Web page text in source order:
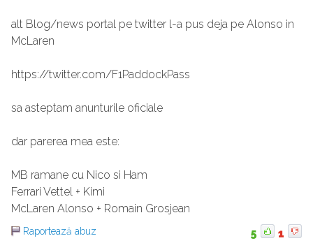
alt Blog/news portal pe twitter l-a pus deja pe Alonso in
McLaren
https://twitter.com/F1PaddockPass
sa asteptam anunturile oficiale
dar parerea mea este:
MB ramane cu Nico si Ham
Ferrari Vettel + Kimi
McLaren Alonso + Romain Grosjean
Raportează abuz 5 1